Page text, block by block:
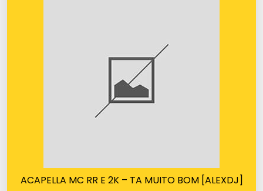
ACAPELLA MC RR E 2K – TA MUITO BOM [ALEXDJ]